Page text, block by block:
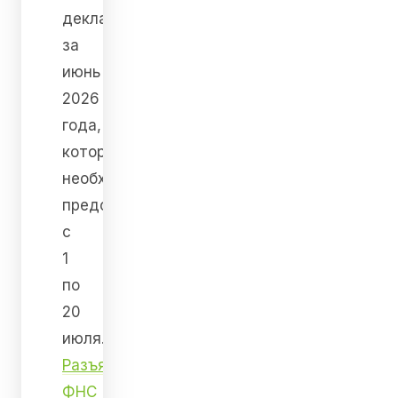
декларации
за
июнь
2026
года,
которую
необходимо
представить
с
1
по
20
июля.
Разъяснение
ФНС